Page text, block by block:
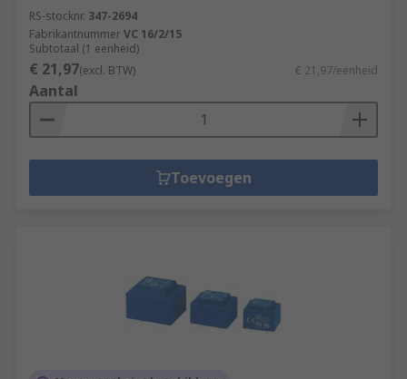
RS-stocknr. 347-2694
FabrikantnummerVC 16/2/15
Subtotaal (1 eenheid)
€ 21,97(excl. BTW) € 21,97/eenheid
Aantal
Toevoegen